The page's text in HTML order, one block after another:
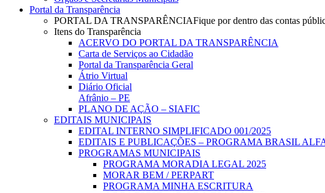
Portal da Transparência
PORTAL DA TRANSPARÊNCIAFique por dentro das contas
Itens do Transparência
ACERVO DO PORTAL DA TRANSPARÊNCIA
Carta de Serviços ao Cidadão
Portal da Transparência Geral
Átrio Virtual
Diário Oficial
Afrânio – PE
PLANO DE AÇÃO – SIAFIC
EDITAIS MUNICIPAIS
EDITAL INTERNO SIMPLIFICADO 001/2025
EDITAIS E PUBLICAÇÕES – PROGRAMA BRASIL
PROGRAMAS MUNICIPAIS
PROGRAMA MORADIA LEGAL 2025
MORAR BEM / PERPART
PROGRAMA MINHA ESCRITURA